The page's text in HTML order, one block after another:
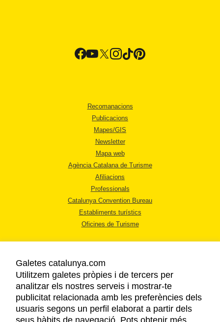
Recomanacions
Publicacions
Mapes/GIS
Newsletter
Mapa web
Agència Catalana de Turisme
Afiliacions
Professionals
Catalunya Convention Bureau
Establiments turístics
Oficines de Turisme
AVÍS LEGAL
POLÍTICA DE PRIVACITAT
COOKIES
Galetes catalunya.com
Utilitzem galetes pròpies i de tercers per
analitzar els nostres serveis i mostrar-te
publicitat relacionada amb les preferències dels
usuaris segons un perfil elaborat a partir dels
seus hàbits de navegació. Pots obtenir més